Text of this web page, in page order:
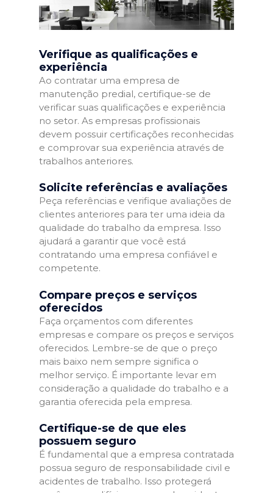
Verifique as qualificações e
experiência
Ao contratar uma empresa de
manutenção predial, certifique-se de
verificar suas qualificações e experiência
no setor. As empresas profissionais
devem possuir certificações reconhecidas
e comprovar sua experiência através de
trabalhos anteriores.
Solicite referências e avaliações
Peça referências e verifique avaliações de
clientes anteriores para ter uma ideia da
qualidade do trabalho da empresa. Isso
ajudará a garantir que você está
contratando uma empresa confiável e
competente.
Compare preços e serviços
oferecidos
Faça orçamentos com diferentes
empresas e compare os preços e serviços
oferecidos. Lembre-se de que o preço
mais baixo nem sempre significa o
melhor serviço. É importante levar em
consideração a qualidade do trabalho e a
garantia oferecida pela empresa.
Certifique-se de que eles
possuem seguro
É fundamental que a empresa contratada
possua seguro de responsabilidade civil e
acidentes de trabalho. Isso protegerá